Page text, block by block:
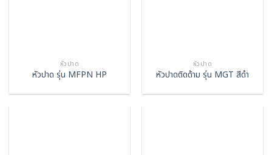
หัวปาด
หัวปาด รุ่น MFPN HP
หัวปาด
หัวปาดติดด้าม รุ่น MGT สีดำ